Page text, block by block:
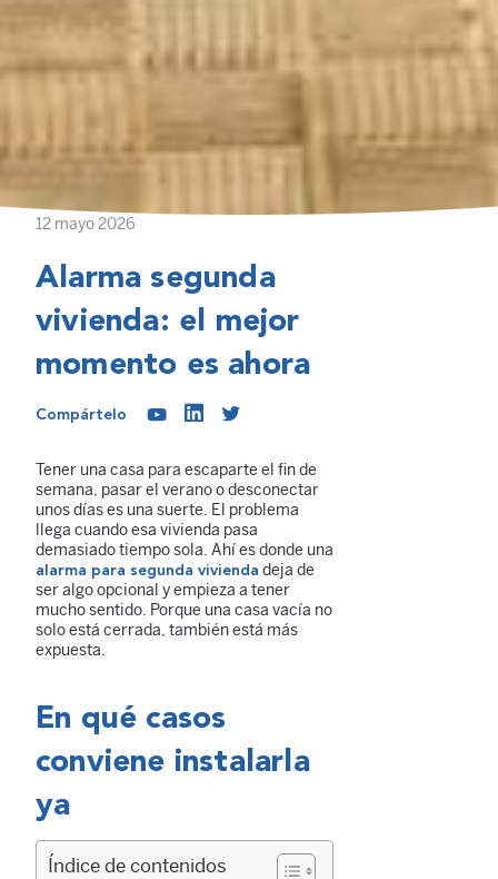
12 mayo 2026
Alarma segunda
vivienda: el mejor
momento es ahora
Compártelo
Tener una casa para escaparte el fin de
semana, pasar el verano o desconectar
unos días es una suerte. El problema
llega cuando esa vivienda pasa
demasiado tiempo sola. Ahí es donde una
alarma para segunda vivienda deja de
ser algo opcional y empieza a tener
mucho sentido. Porque una casa vacía no
solo está cerrada, también está más
expuesta.
En qué casos
conviene instalarla
ya
Índice de contenidos